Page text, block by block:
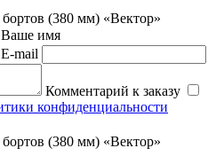
(380 мм) «Вектор»
Ваше имя
E-mail
Комментарий к заказу
конфиденциальности
(380 мм) «Вектор»